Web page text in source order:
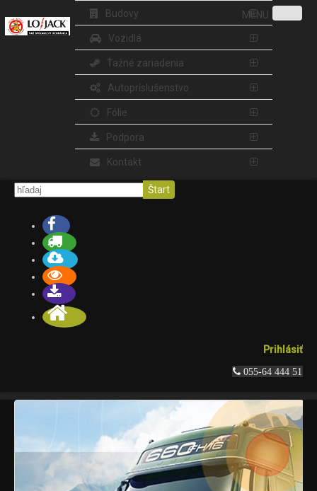
MENU
Budovy
Vozidlá
Ťažné zariadenia
Autopríslušenstvo
Fólie
Podpora
Kontakt
Štart
Prihlásiť
055-64 444 51